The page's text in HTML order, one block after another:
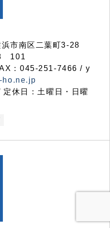
市南区二葉町3-28
8 101
：045-251-7466 / y
ho.ne.jp
休日：土曜日・日曜